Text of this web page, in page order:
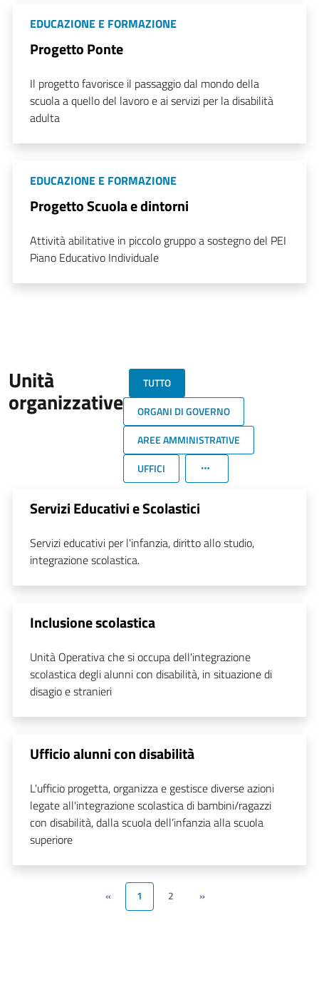
EDUCAZIONE E FORMAZIONE
Progetto Ponte
Il progetto favorisce il passaggio dal mondo della
scuola a quello del lavoro e ai servizi per la disabilità
adulta
EDUCAZIONE E FORMAZIONE
Progetto Scuola e dintorni
Attività abilitative in piccolo gruppo a sostegno del PEI
Piano Educativo Individuale
Unità
organizzative
TUTTO
ORGANI DI GOVERNO
AREE AMMINISTRATIVE
UFFICI
Servizi Educativi e Scolastici
Servizi educativi per l'infanzia, diritto allo studio,
integrazione scolastica.
Inclusione scolastica
Unità Operativa che si occupa dell'integrazione
scolastica degli alunni con disabilità, in situazione di
disagio e stranieri
Ufficio alunni con disabilità
L'ufficio progetta, organizza e gestisce diverse azioni
legate all'integrazione scolastica di bambini/ragazzi
con disabilità, dalla scuola dell’infanzia alla scuola
superiore
« 1 2 »